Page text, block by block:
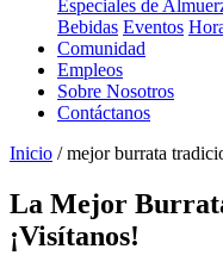
Especiales de
Bebidas Eventos
Comunidad
Empleos
Sobre Nosotros
Contáctanos
Inicio / mejor burrata
La Mejor
¡Visítanos!